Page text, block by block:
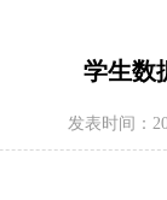
学生数
发表时间：